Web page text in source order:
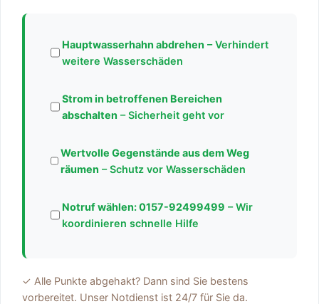
Hauptwasserhahn abdrehen – Verhindert
weitere Wasserschäden
Strom in betroffenen Bereichen
abschalten – Sicherheit geht vor
Wertvolle Gegenstände aus dem Weg
räumen – Schutz vor Wasserschäden
Notruf wählen:0157-92499499 – Wir
koordinieren schnelle Hilfe
✓ Alle Punkte abgehakt? Dann sind Sie bestens
vorbereitet. Unser Notdienst ist 24/7 für Sie da.